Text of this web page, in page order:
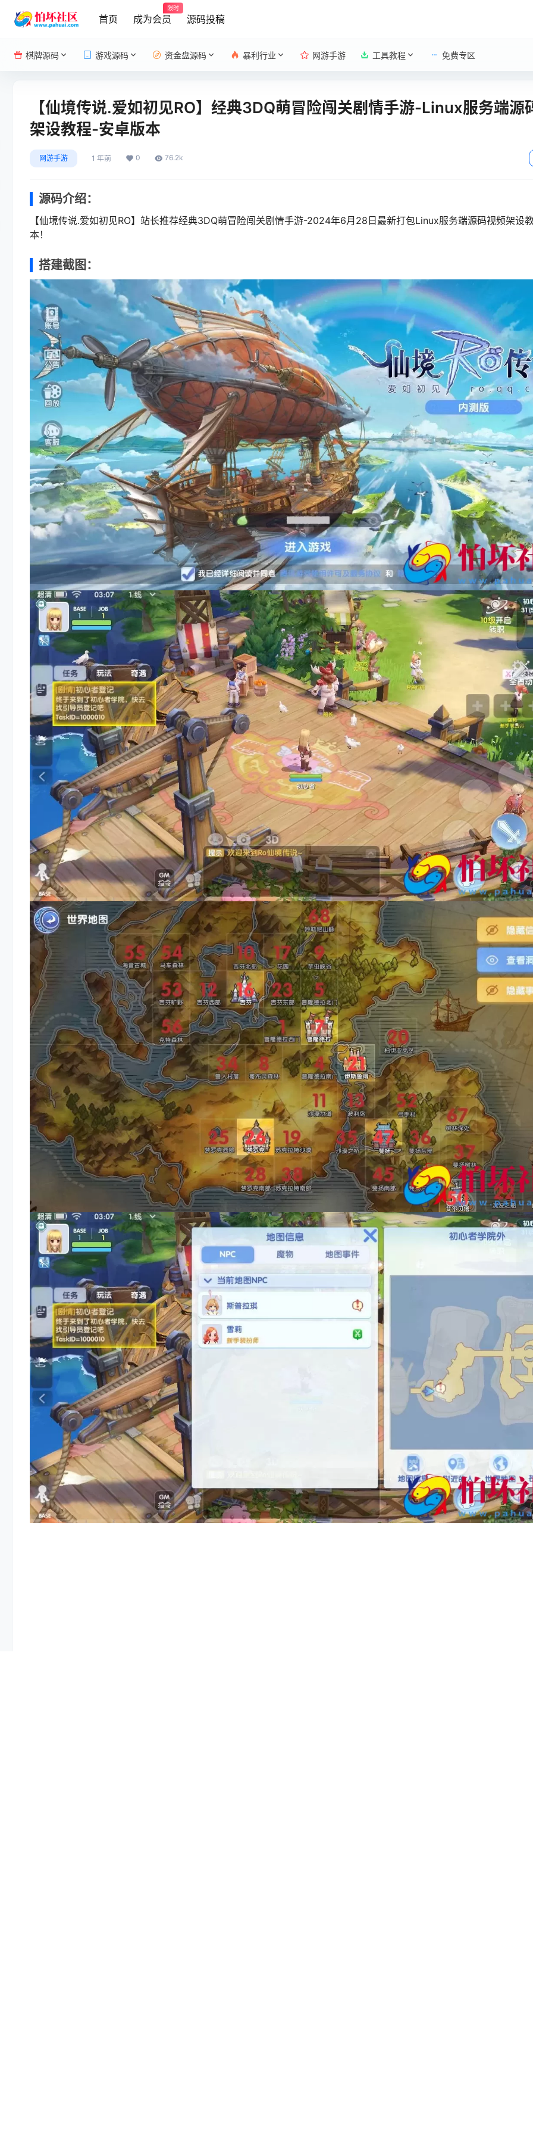
首页 成为会员
限时
源码投稿
棋牌源码 游戏源码 资金盘源码 暴利行业 网游手游 工具教程 免费专区
【仙境传说.爱如初见RO】经典3DQ萌冒险闯关剧情手游-Linux服务端源
架设教程-安卓版本
网游手游 1 年前 0 76.2k
源码介绍：
【仙境传说.爱如初见RO】站长推荐经典3DQ萌冒险闯关剧情手游-2024年6月28日最新打包Linux服务端源码视频架设
本！
搭建截图：